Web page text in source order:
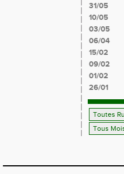
31/05
10/05
03/05
06/04
15/02
09/02
01/02
26/01